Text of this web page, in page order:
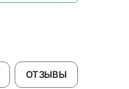
ОТЗЫВЫ